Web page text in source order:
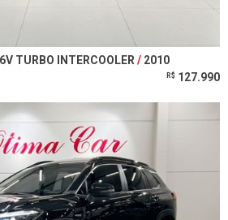
TURBO INTERCOOLER 2010
R$ 127.990